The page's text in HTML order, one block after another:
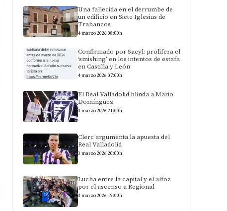
Una fallecida en el derrumbe de
un edificio en Siete Iglesias de
Trabancos
4 marzo 2026 08:00h
Confirmado por Sacyl: prolifera el
‘smishing’ en los intentos de estafa
en Castilla y León
4 marzo 2026 07:00h
El Real Valladolid blinda a Mario
Domínguez
3 marzo 2026 21:00h
Clerc argumenta la apuesta del
Real Valladolid
3 marzo 2026 20:00h
Lucha entre la capital y el alfoz
por el ascenso a Regional
3 marzo 2026 19:00h